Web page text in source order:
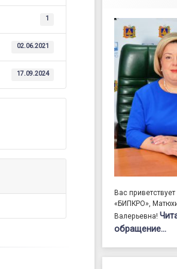
1
02.06.2021
17.09.2024
Вас
«БИПКРО»,
Валерьевна!
обращение…